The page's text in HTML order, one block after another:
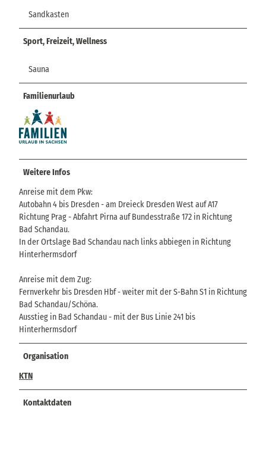
Sandkasten
Sport, Freizeit, Wellness
Sauna
Familienurlaub
Weitere Infos
Anreise mit dem Pkw:
Autobahn 4 bis Dresden - am Dreieck Dresden West auf A17
Richtung Prag - Abfahrt Pirna auf Bundesstraße 172 in Richtung
Bad Schandau.
In der Ortslage Bad Schandau nach links abbiegen in Richtung
Hinterhermsdorf
Anreise mit dem Zug:
Fernverkehr bis Dresden Hbf - weiter mit der S-Bahn S1 in Richtung
Bad Schandau/Schöna.
Ausstieg in Bad Schandau - mit der Bus Linie 241 bis
Hinterhermsdorf
Organisation
KTN
Kontaktdaten